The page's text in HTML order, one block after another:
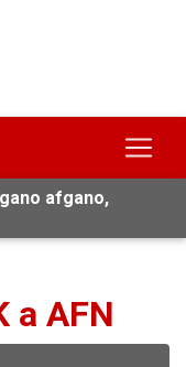
afgano,
a AFN